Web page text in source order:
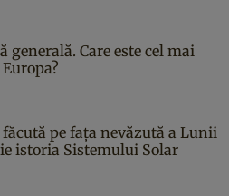
generală. Care este cel mai
făcută pe fața nevăzută a Lunii
istoria Sistemului Solar